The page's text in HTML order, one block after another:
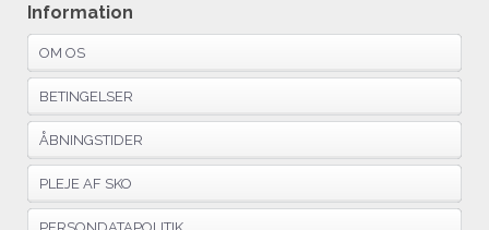
Information
OM OS
BETINGELSER
ÅBNINGSTIDER
PLEJE AF SKO